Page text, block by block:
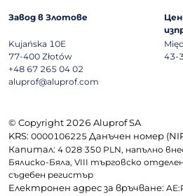
Завод в Злотове
Kujańska 10E
77-400 Złotów
+48 67 265 04 02
aluprof@aluprof.com
43-
© Copyright 2026 Aluprof SA
KRS: 0000106225 Данъчен номер
Капитал: 4 028 350 PLN, напълно
Бялиско-Бяла, VIII търговско
съдебен регистър
Електронен адрес за връчване: